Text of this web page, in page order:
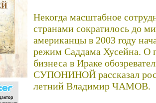
Некогда масштабное
странами сократилось до
американцы в 2003 году
режим Саддама Хусейна. О
бизнеса в Ираке
СУПОНИНОЙ рассказал
летний Владимир ЧАМОВ.